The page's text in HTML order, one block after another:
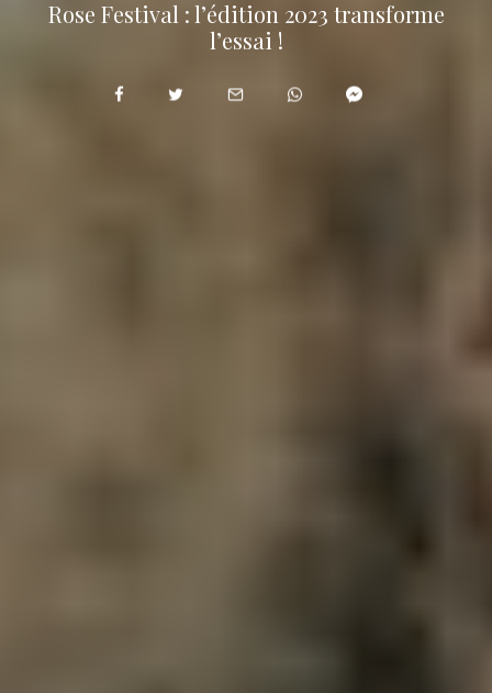
Rose Festival : l’édition 2023 transforme
l’essai !